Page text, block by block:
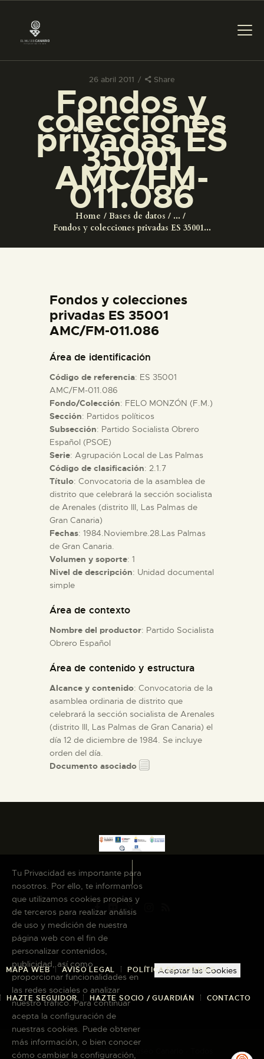
26 abril 2011 Share
Fondos y
colecciones
privadas ES
35001
AMC/FM-
011.086
Home Bases de datos
...
Fondos y colecciones privadas ES 35001...
PREPARAR LA VISITA
ACTIVIDADES
█
EL MUSEO
ESPAÑOL
ACTIVIDADES
█
EL MUSEO
COLECCIONES
DIDÁCTICA
ESPAÑOL
Fondos y colecciones
privadas ES 35001
AMC/FM-011.086
Área de identificación
Código de referencia: ES 35001
AMC/FM-011.086
Fondo/Colección: FELO MONZÓN (F.M.)
Sección: Partidos políticos
Subsección: Partido Socialista Obrero
Español (PSOE)
Serie: Agrupación Local de Las Palmas
Código de clasificación: 2.1.7
Título: Convocatoria de la asamblea de
distrito que celebrará la sección socialista
de Arenales (distrito III, Las Palmas de
Gran Canaria)
Fechas: 1984.Noviembre.28.Las Palmas
de Gran Canaria.
Volumen y soporte: 1
Nivel de descripción: Unidad documental
simple
Área de contexto
Nombre del productor: Partido Socialista
Obrero Español
Área de contenido y estructura
Alcance y contenido: Convocatoria de la
asamblea ordinaria de distrito que
celebrará la sección socialista de Arenales
(distrito III, Las Palmas de Gran Canaria) el
día 12 de diciembre de 1984. Se incluye
orden del día.
Documento asociado
MAPA WEB AVISO LEGAL POLÍTICA DE COOKIES
HAZTE SEGUIDOR HAZTE SOCIO / GUARDIÁN CONTACTO
Copyright © 2026 El Museo Canario · Todos
Tu Privacidad es importante para
nosotros. Por ello, te informamos
que utilizamos cookies propias y
de terceros para realizar análisis
de uso y medición de nuestra
página web con el fin de
personalizar contenidos,
publicidad, así como
proporcionar funcionalidades en
las redes sociales o analizar
nuestro tráfico. Para continuar
acepta la configuración de
nuestras cookies. Puede obtener
más información, o bien conocer
cómo cambiar la configuración,
Aceptar las Cookies